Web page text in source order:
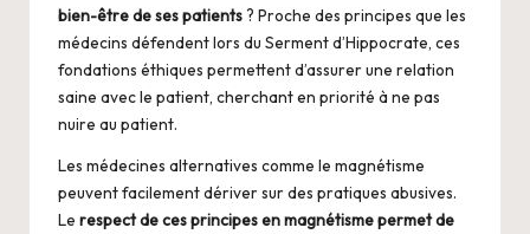
bien-être de ses patients ? Proche des principes que les
médecins défendent lors du Serment d’Hippocrate, ces
fondations éthiques permettent d’assurer une relation
saine avec le patient, cherchant en priorité à ne pas
nuire au patient.
Les médecines alternatives comme le magnétisme
peuvent facilement dériver sur des pratiques abusives.
Le respect de ces principes en magnétisme permet de